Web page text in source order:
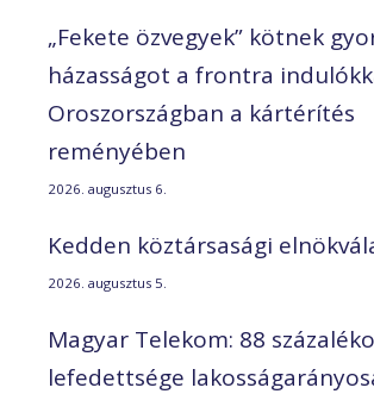
„Fekete özvegyek” kötnek
házasságot a frontra
Oroszországban a kártérítés
reményében
2026. augusztus 6.
Kedden köztársasági
2026. augusztus 5.
Magyar Telekom: 88
lefedettsége